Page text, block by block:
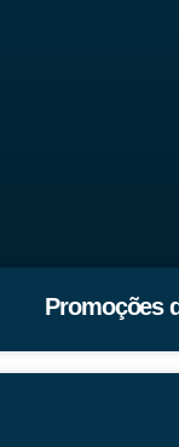
Promoções